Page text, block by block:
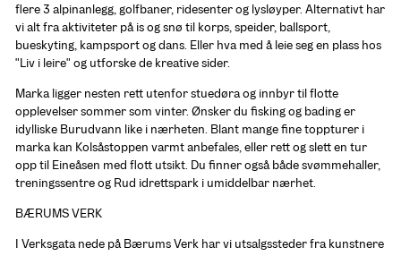
flere 3 alpinanlegg, golfbaner, ridesenter og lysløyper. Alternativt har
vi alt fra aktiviteter på is og snø til korps, speider, ballsport,
bueskyting, kampsport og dans. Eller hva med å leie seg en plass hos
"Liv i leire" og utforske de kreative sider.
Marka ligger nesten rett utenfor stuedøra og innbyr til flotte
opplevelser sommer som vinter. Ønsker du fisking og bading er
idylliske Burudvann like i nærheten. Blant mange fine toppturer i
marka kan Kolsåstoppen varmt anbefales, eller rett og slett en tur
opp til Eineåsen med flott utsikt. Du finner også både svømmehaller,
treningssentre og Rud idrettspark i umiddelbar nærhet.
BÆRUMS VERK
I Verksgata nede på Bærums Verk har vi utsalgssteder fra kunstnere